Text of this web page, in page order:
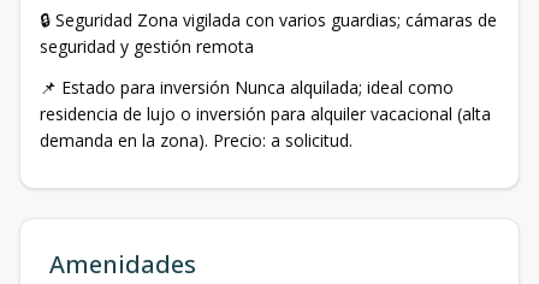
🔒 Seguridad Zona vigilada con varios guardias; cámaras de
seguridad y gestión remota
📌 Estado para inversión Nunca alquilada; ideal como
residencia de lujo o inversión para alquiler vacacional (alta
demanda en la zona). Precio: a solicitud.
Amenidades